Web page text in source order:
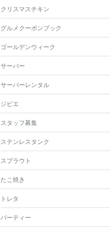
クリスマスチキン
グルメクーポンブック
ゴールデンウィーク
サーバー
サーバーレンタル
ジビエ
スタッフ募集
ステンレスタンク
スプラウト
たこ焼き
トレタ
パーティー